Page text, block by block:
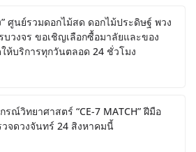
ศูนย์รวมดอกไม้สด ดอกไม้ประดิษฐ์ พวง
วงจร ขอเชิญเลือกซื้อมาลัยและของ
บริการทุกวันตลอด 24 ชั่วโมง
รณ์วิทยาศาสตร์ “CE-7 MATCH” ฝีมือ
จดวงจันทร์ 24 สิงหาคมนี้